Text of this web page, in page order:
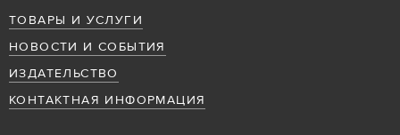
ТОВАРЫ И УСЛУГИ
НОВОСТИ И СОБЫТИЯ
ИЗДАТЕЛЬСТВО
КОНТАКТНАЯ ИНФОРМАЦИЯ